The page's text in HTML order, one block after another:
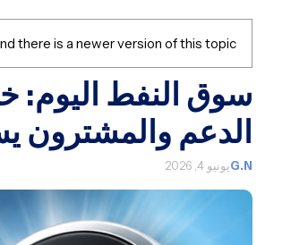
there is a newer version of this topic.
سوق النفط
الدعم والمشترون
G.Nيونيو 4, 2026